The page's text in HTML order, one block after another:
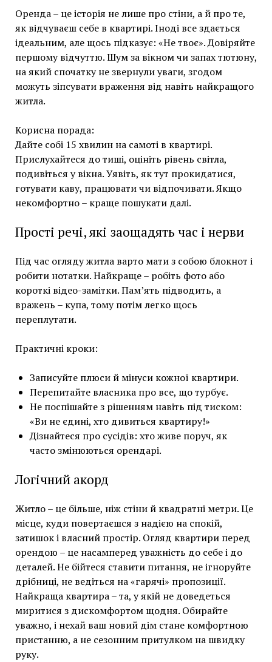
Оренда – це історія не лише про стіни, а й про те,
як відчуваєш себе в квартирі. Іноді все здається
ідеальним, але щось підказує: «Не твоє». Довіряйте
першому відчуттю. Шум за вікном чи запах тютюну,
на який спочатку не звернули уваги, згодом
можуть зіпсувати враження від навіть найкращого
житла.
Корисна порада:
Дайте собі 15 хвилин на самоті в квартирі.
Прислухайтеся до тиші, оцініть рівень світла,
подивіться у вікна. Уявіть, як тут прокидатися,
готувати каву, працювати чи відпочивати. Якщо
некомфортно – краще пошукати далі.
Прості речі, які заощадять час і нерви
Під час огляду житла варто мати з собою блокнот і
робити нотатки. Найкраще – робіть фото або
короткі відео-замітки. Пам’ять підводить, а
вражень – купа, тому потім легко щось
переплутати.
Практичні кроки:
Записуйте плюси й мінуси кожної квартири.
Перепитайте власника про все, що турбує.
Не поспішайте з рішенням навіть під тиском:
«Ви не єдині, хто дивиться квартиру!»
Дізнайтеся про сусідів: хто живе поруч, як
часто змінюються орендарі.
Логічний акорд
Житло – це більше, ніж стіни й квадратні метри. Це
місце, куди повертаєшся з надією на спокій,
затишок і власний простір. Огляд квартири перед
орендою – це насамперед уважність до себе і до
деталей. Не бійтеся ставити питання, не ігноруйте
дрібниці, не ведіться на «гарячі» пропозиції.
Найкраща квартира – та, у якій не доведеться
миритися з дискомфортом щодня. Обирайте
уважно, і нехай ваш новий дім стане комфортною
пристанню, а не сезонним притулком на швидку
руку.